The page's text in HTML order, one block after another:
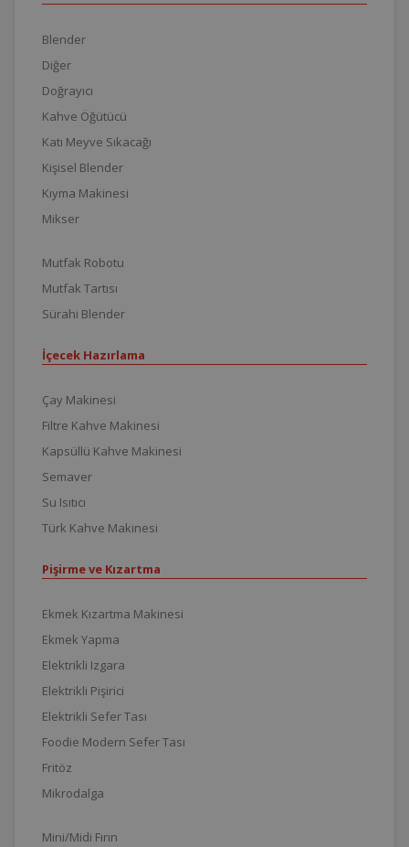
Blender
Diğer
Doğrayıcı
Kahve Öğütücü
Katı Meyve Sıkacağı
Kişisel Blender
Kıyma Makinesi
Mikser
Mutfak Robotu
Mutfak Tartısı
Sürahi Blender
İçecek Hazırlama
Çay Makinesi
Filtre Kahve Makinesi
Kapsüllü Kahve Makinesi
Semaver
Su Isıtıcı
Türk Kahve Makinesi
Pişirme ve Kızartma
Ekmek Kızartma Makinesi
Ekmek Yapma
Elektrikli Izgara
Elektrikli Pişirici
Elektrikli Sefer Tası
Foodie Modern Sefer Tası
Fritöz
Mikrodalga
Mini/Midi Fırın